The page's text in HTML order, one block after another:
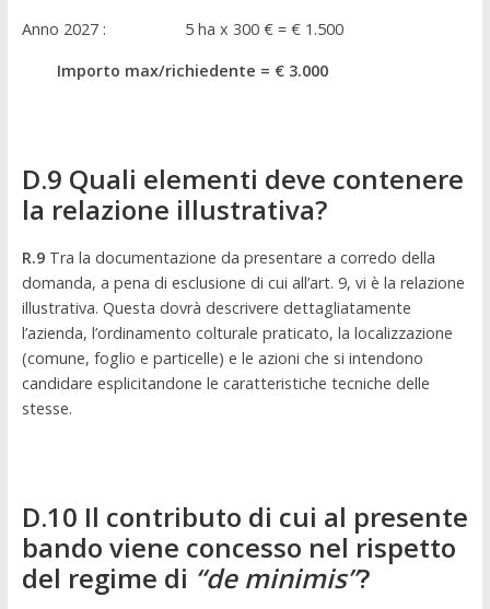
Anno 2027 : 5 ha x 300 € = € 1.500
Importo max/richiedente = € 3.000
D.9 Quali elementi deve contenere
la relazione illustrativa?
R.9Tra la documentazione da presentare a corredo della
domanda, a pena di esclusione di cui all’art. 9, vi è la relazione
illustrativa. Questa dovrà descrivere dettagliatamente
l’azienda, l’ordinamento colturale praticato, la localizzazione
(comune, foglio e particelle) e le azioni che si intendono
candidare esplicitandone le caratteristiche tecniche delle
stesse.
D.10 Il contributo di cui al presente
bando viene concesso nel rispetto
del regime di “de minimis”?